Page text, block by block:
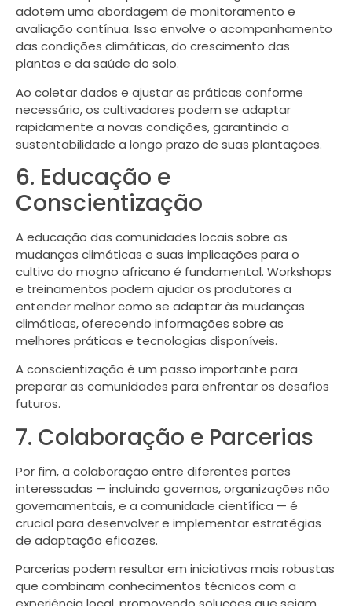
adotem uma abordagem de monitoramento e
avaliação contínua. Isso envolve o acompanhamento
das condições climáticas, do crescimento das
plantas e da saúde do solo.
Ao coletar dados e ajustar as práticas conforme
necessário, os cultivadores podem se adaptar
rapidamente a novas condições, garantindo a
sustentabilidade a longo prazo de suas plantações.
6. Educação e
Conscientização
A educação das comunidades locais sobre as
mudanças climáticas e suas implicações para o
cultivo do mogno africano é fundamental. Workshops
e treinamentos podem ajudar os produtores a
entender melhor como se adaptar às mudanças
climáticas, oferecendo informações sobre as
melhores práticas e tecnologias disponíveis.
A conscientização é um passo importante para
preparar as comunidades para enfrentar os desafios
futuros.
7. Colaboração e Parcerias
Por fim, a colaboração entre diferentes partes
interessadas — incluindo governos, organizações não
governamentais, e a comunidade científica — é
crucial para desenvolver e implementar estratégias
de adaptação eficazes.
Parcerias podem resultar em iniciativas mais robustas
que combinam conhecimentos técnicos com a